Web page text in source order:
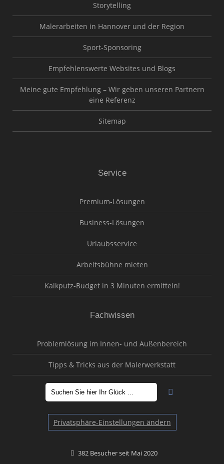
Storytelling
Malerarbeiten in Hannover und der Region
Sport-Sponsoring
Empfehlenswerte Websites und Blogs
Meine gute Empfehlung – Wir geben unseren Partnern
eine Referenz
Sitemap
Service
Premium-Lösungen
Business-Lösungen
Urlaubsservice
Arbeitsbühne mieten
Kalkputz-Budget in 3 Minuten ermitteln!
Fachwissen
Problemlösung im Innen- und Außenbereich
Tipps & Tricks aus der Malerwerkstatt
Privatsphäre-Einstellungen ändern
382 Besucher seit Mai 2020